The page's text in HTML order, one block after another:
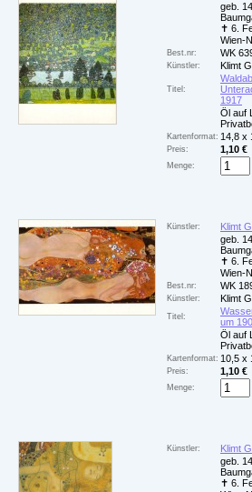
geb.
✝ 6.
Wien-
Best.nr: WK
Künstler: Klimt
Titel:
1917
Öl auf
Kartenformat: 14,8 x
Preis: 1,10 €
Menge:
Künstler:
Klimt
geb.
✝ 6.
Wien-
Best.nr: WK
Künstler: Klimt
Titel:
um
Öl auf
Kartenformat: 10,5 x
Preis: 1,10 €
Menge:
Künstler:
Klimt
geb.
✝ 6.